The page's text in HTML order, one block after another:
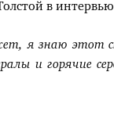
в
я знаю этот
и горячие